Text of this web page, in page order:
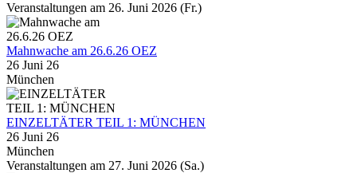
Veranstaltungen am 26. Juni 2026 (Fr.)
Mahnwache am 26.6.26 OEZ
26 Juni 26
München
EINZELTÄTER TEIL 1: MÜNCHEN
26 Juni 26
München
Veranstaltungen am 27. Juni 2026 (Sa.)